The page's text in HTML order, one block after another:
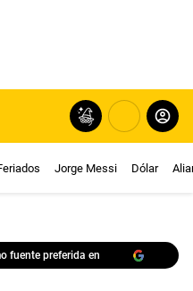
Jorge Messi Dólar
fuente preferida en